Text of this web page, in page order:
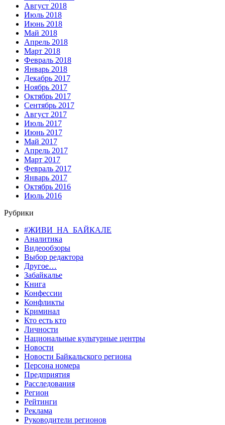
Август 2018
Июль 2018
Июнь 2018
Май 2018
Апрель 2018
Март 2018
Февраль 2018
Январь 2018
Декабрь 2017
Ноябрь 2017
Октябрь 2017
Сентябрь 2017
Август 2017
Июль 2017
Июнь 2017
Май 2017
Апрель 2017
Март 2017
Февраль 2017
Январь 2017
Октябрь 2016
Июль 2016
Рубрики
#ЖИВИ_НА_БАЙКАЛЕ
Аналитика
Видеообзоры
Выбор редактора
Другое…
Забайкалье
Книга
Конфессии
Конфликты
Криминал
Кто есть кто
Личности
Национальные культурные центры
Новости
Новости Байкальского региона
Персона номера
Предприятия
Расследования
Регион
Рейтинги
Реклама
Руководители регионов